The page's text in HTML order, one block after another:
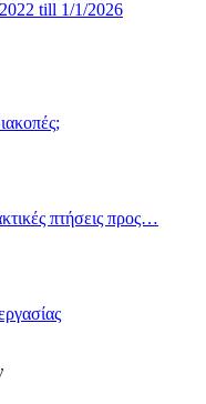
πτήσεις προς…